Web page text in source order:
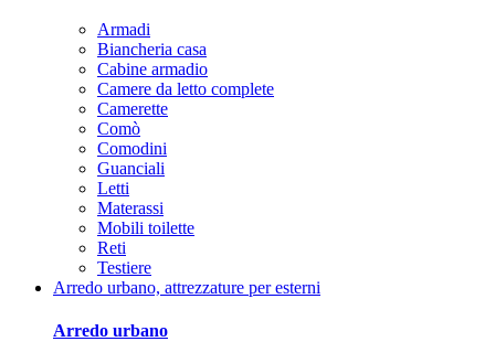
Armadi
Biancheria casa
Cabine armadio
Camere da letto complete
Camerette
Comò
Comodini
Guanciali
Letti
Materassi
Mobili toilette
Reti
Testiere
Arredo urbano, attrezzature per esterni
Arredo urbano